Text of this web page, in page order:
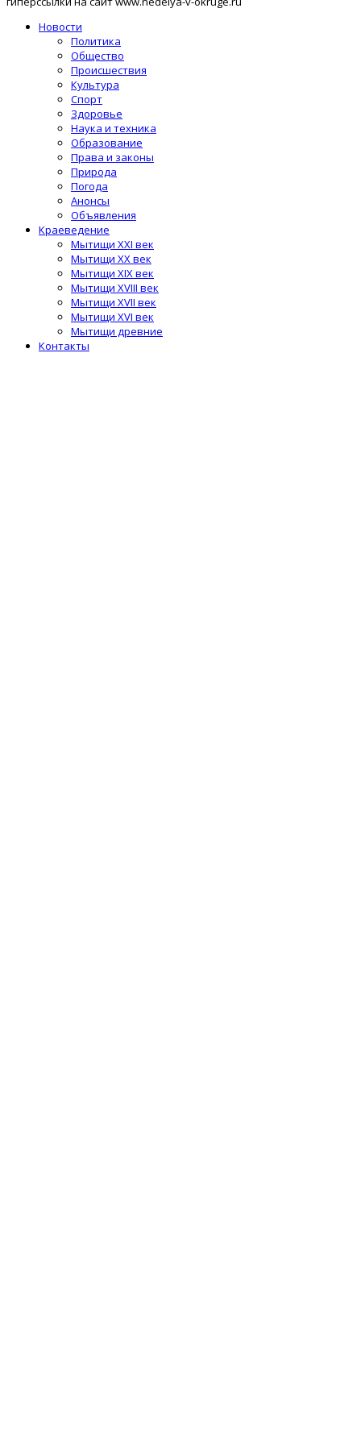
Новости
Политика
Общество
Происшествия
Культура
Спорт
Здоровье
Наука и техника
Образование
Права и законы
Природа
Погода
Анонсы
Объявления
Краеведение
Мытищи XXI век
Мытищи XX век
Мытищи XIX век
Мытищи XVIII век
Мытищи XVII век
Мытищи XVI век
Мытищи древние
Контакты